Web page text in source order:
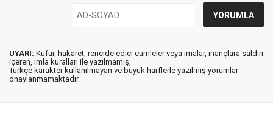
UYARI: Küfür, hakaret, rencide edici cümleler veya imalar, inançlara saldırı
içeren, imla kuralları ile yazılmamış,
Türkçe karakter kullanılmayan ve büyük harflerle yazılmış yorumlar
onaylanmamaktadır.